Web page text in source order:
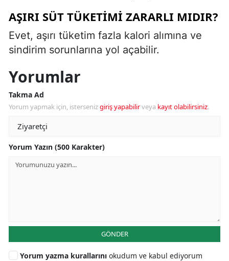
AŞIRI SÜT TÜKETIMI ZARARLI MIDIR?
Evet, aşırı tüketim fazla kalori alımına ve
sindirim sorunlarına yol açabilir.
Yorumlar
Takma Ad
Yorum yapmak için, istersenizgiriş yapabilirveya kayıt olabilirsiniz.
Yorum Yazın (500 Karakter)
GÖNDER
Yorum yazma kurallarını okudum ve kabul ediyorum